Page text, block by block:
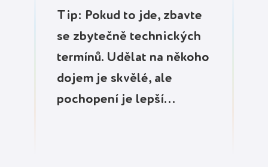
Tip: Pokud to jde, zbavte
se zbytečně technických
termínů. Udělat na někoho
dojem je skvělé, ale
pochopení je lepší…